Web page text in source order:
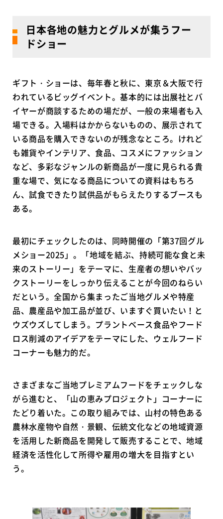
日本各地の魅力とグルメが集うフー
ドショー
ギフト・ショーは、毎年春と秋に、東京＆大阪で行
われているビッグイベント。基本的には出展社とバ
イヤーが商談するための場だが、一般の来場者も入
場できる。入場料はかからないものの、展示されて
いる商品を購入できないのが残念なところ。けれど
も雑貨やインテリア、食品、コスメにファッション
など、多彩なジャンルの新商品が一度に見られる貴
重な場で、気になる商品についての資料はもちろ
ん、試食できたり試供品がもらえたりするブースも
ある。
最初にチェックしたのは、同時開催の「第37回グル
メショー2025」。「地域を結ぶ、持続可能な食と未
来のストーリー」をテーマに、生産者の想いやバッ
クストーリーをしっかり伝えることが今回のねらい
だという。全国から集まったご当地グルメや特産
品、農産品や加工品が並び、いますぐ買いたい！と
ウズウズしてしまう。プラントベース食品やフード
ロス削減のアイデアをテーマにした、ウェルフード
コーナーも魅力的だ。
さまざまなご当地プレミアムフードをチェックしな
がら進むと、「山の恵みプロジェクト」コーナーに
たどり着いた。この取り組みでは、山村の特色ある
農林水産物や自然・景観、伝統文化などの地域資源
を活用した新商品を開発して販売することで、地域
経済を活性化して所得や雇用の増大を目指すとい
う。